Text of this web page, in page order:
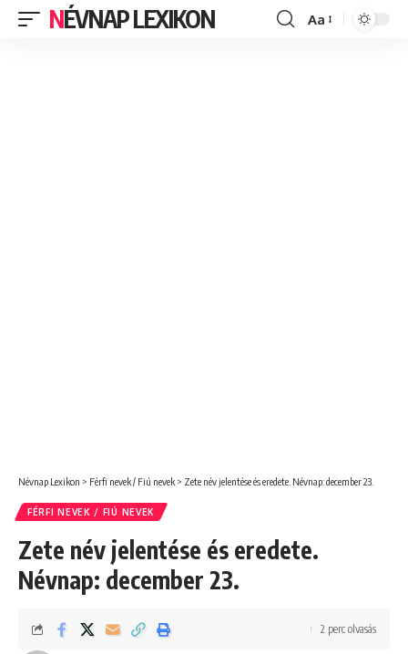
NÉVNAP LEXIKON
Font
Aa
Névnap Lexikon > Férfi nevek / Fiú nevek > Zete név jelentése és eredete. Névnap: december 23.
FÉRFI NEVEK / FIÚ NEVEK
Zete név jelentése és eredete.
Névnap: december 23.
2 perc olvasás